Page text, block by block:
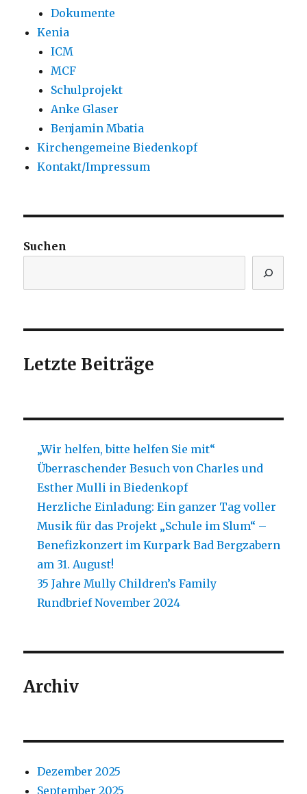
Dokumente
Kenia
ICM
MCF
Schulprojekt
Anke Glaser
Benjamin Mbatia
Kirchengemeine Biedenkopf
Kontakt/Impressum
Suchen
Letzte Beiträge
„Wir helfen, bitte helfen Sie mit“
Überraschender Besuch von Charles und
Esther Mulli in Biedenkopf
Herzliche Einladung: Ein ganzer Tag voller
Musik für das Projekt „Schule im Slum“ –
Benefizkonzert im Kurpark Bad Bergzabern
am 31. August!
35 Jahre Mully Children’s Family
Rundbrief November 2024
Archiv
Dezember 2025
September 2025